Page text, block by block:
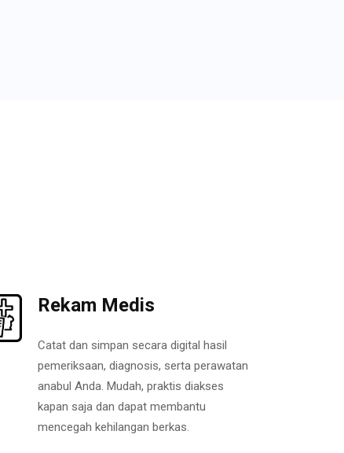
Rekam Medis
Catat dan simpan secara digital hasil
pemeriksaan, diagnosis, serta perawatan
anabul Anda. Mudah, praktis diakses
kapan saja dan dapat membantu
mencegah kehilangan berkas.